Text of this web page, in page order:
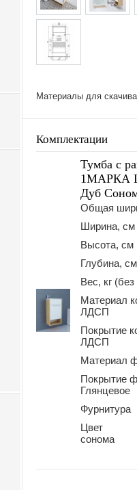
Материалы для
Комплектации
Тумба с
1МАРКА
Дуб
Общая
Вес, кг
Материал
ЛДСП
Покрытие
ЛДСП
Материал
Покрытие
Глянцевое
сонома